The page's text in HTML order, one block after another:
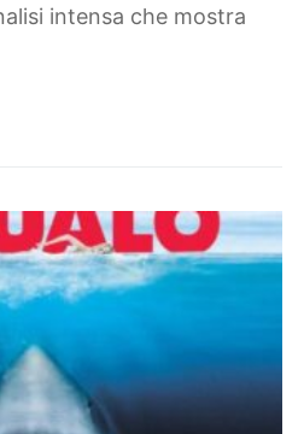
intensa che mostra